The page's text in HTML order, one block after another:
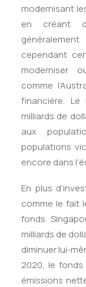
modernisant
en créant
cependant
moderniser
comme
financière. Le
milliards de
aux
populations
encore dans
En plus
comme le fait
fonds
milliards de
diminuer lui-
2020, le
émissions